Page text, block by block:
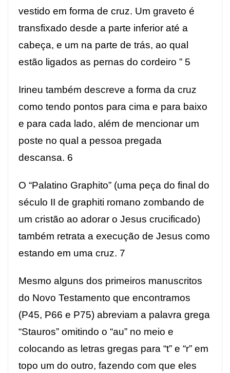
vestido em forma de cruz. Um graveto é
transfixado desde a parte inferior até a
cabeça, e um na parte de trás, ao qual
estão ligados as pernas do cordeiro ” 5
Irineu também descreve a forma da cruz
como tendo pontos para cima e para baixo
e para cada lado, além de mencionar um
poste no qual a pessoa pregada
descansa. 6
O “Palatino Graphito” (uma peça do final do
século II de graphiti romano zombando de
um cristão ao adorar o Jesus crucificado)
também retrata a execução de Jesus como
estando em uma cruz. 7
Mesmo alguns dos primeiros manuscritos
do Novo Testamento que encontramos
(P45, P66 e P75) abreviam a palavra grega
“Stauros” omitindo o “au” no meio e
colocando as letras gregas para “t” e “r” em
topo um do outro, fazendo com que eles